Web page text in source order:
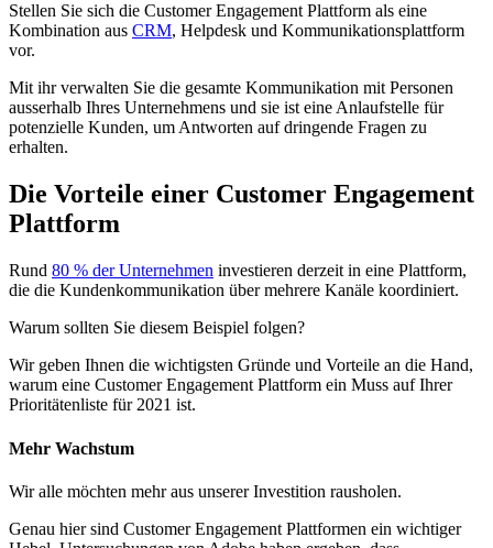
Stellen Sie sich die Customer Engagement Plattform als eine
Kombination aus CRM, Helpdesk und Kommunikationsplattform
vor.
Mit ihr verwalten Sie die gesamte Kommunikation mit Personen
ausserhalb Ihres Unternehmens und sie ist eine Anlaufstelle für
potenzielle Kunden, um Antworten auf dringende Fragen zu
erhalten.
Die Vorteile einer Customer Engagement
Plattform
Rund 80 % der Unternehmen investieren derzeit in eine Plattform,
die die Kundenkommunikation über mehrere Kanäle koordiniert.
Warum sollten Sie diesem Beispiel folgen?
Wir geben Ihnen die wichtigsten Gründe und Vorteile an die Hand,
warum eine Customer Engagement Plattform ein Muss auf Ihrer
Prioritätenliste für 2021 ist.
Mehr Wachstum
Wir alle möchten mehr aus unserer Investition rausholen.
Genau hier sind Customer Engagement Plattformen ein wichtiger